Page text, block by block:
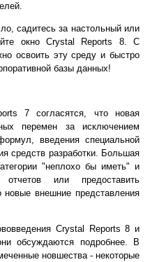
садитесь за настольный или
окно Crystal Reports 8. С
освоить эту среду и быстро
базы данных!
7 согласятся, что новая
перемен за исключением
введения специальной
средств разработки. Большая
"неплохо бы иметь" и
отчетов или предоставить
внешние представления
Crystal Reports 8 и
обсуждаются подробнее. В
новшества - некоторые